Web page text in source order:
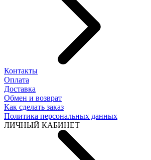
Контакты
Оплата
Доставка
Обмен и возврат
Как сделать заказ
Политика персональных данных
ЛИЧНЫЙ КАБИНЕТ